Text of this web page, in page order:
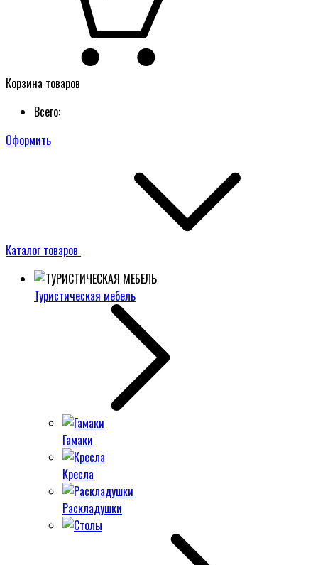
Корзина товаров
Всего:
Оформить
Каталог товаров
Туристическая мебель
Гамаки
Кресла
Раскладушки